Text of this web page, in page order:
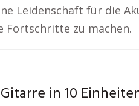
Leidenschaft für die
Fortschritte zu machen.
in 10